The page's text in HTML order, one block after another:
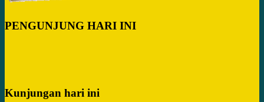
PENGUNJUNG HARI INI
Kunjungan hari ini